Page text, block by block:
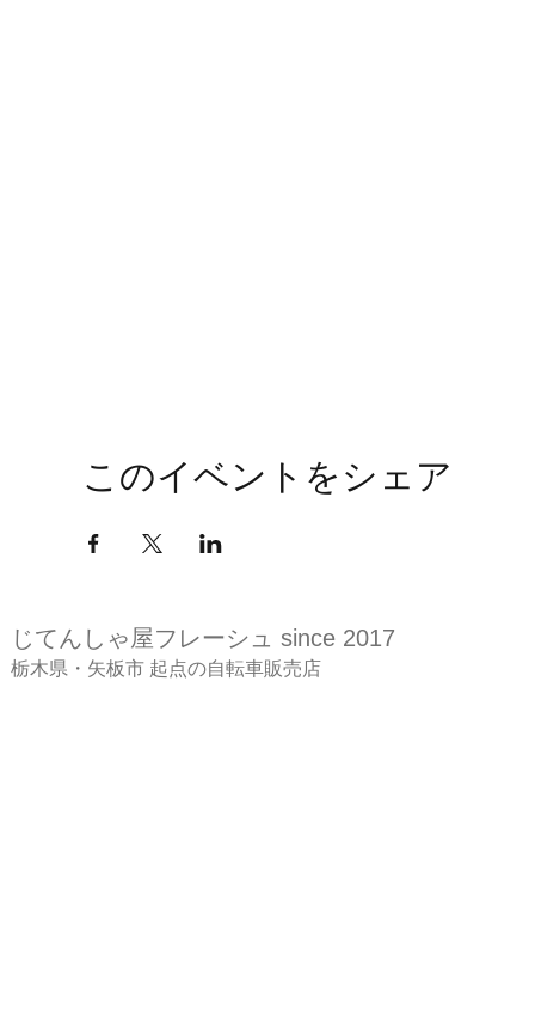
このイベントをシェア
じてんしゃ屋フレーシュ since 2017
​栃木県・矢板市 起点の自転車販売店